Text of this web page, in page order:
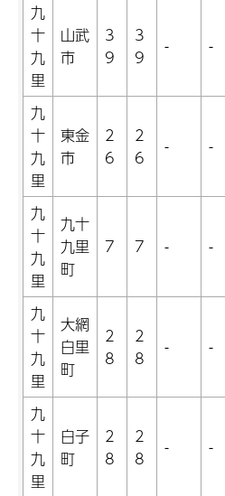
九
十
九
里
山武
市
3
9
3
9
- -
九
十
九
里
東金
市
2
6
2
6
- -
九
十
九
里
九十
九里
町
7 7 - -
九
十
九
里
大網
白里
町
2
8
2
8
- -
九
十
九
里
白子
町
2
8
2
8
- -